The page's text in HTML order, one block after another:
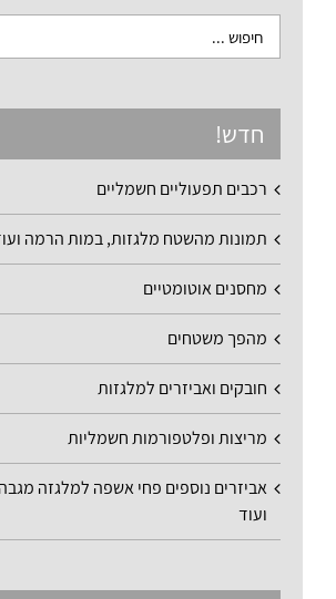
חדש!
רכבים תפעוליים חשמליים
תמונות מהשטח מלגזות, במות הרמה
מחסנים אוטומטיים
מהפך משטחים
חובקים ואביזרים למלגזות
מריצות ופלטפורמות חשמליות
אביזרים נוספים פחי אשפה למלגזה
ועוד